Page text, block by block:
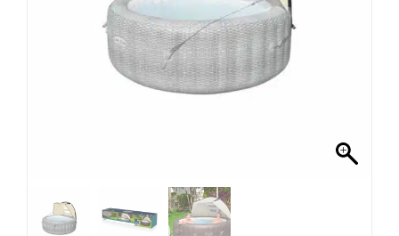
MOBILIÁRIO INSUFLÁVEL
ACESSÓRIOS PARA PISCINAS